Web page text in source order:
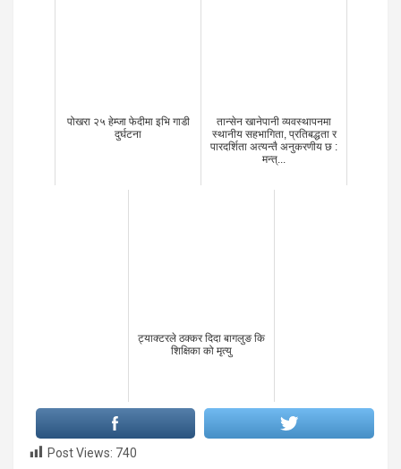
पोखरा २५ हेम्जा फेदीमा इभि गाडी
दुर्घटना
तान्सेन खानेपानी व्यवस्थापनमा
स्थानीय सहभागिता, प्रतिबद्धता र
पारदर्शिता अत्यन्तै अनुकरणीय छ :
मन्त्...
ट्याक्टरले ठक्कर दिदा बागलुङ कि
शिक्षिका को मृत्यु
Post Views: 740